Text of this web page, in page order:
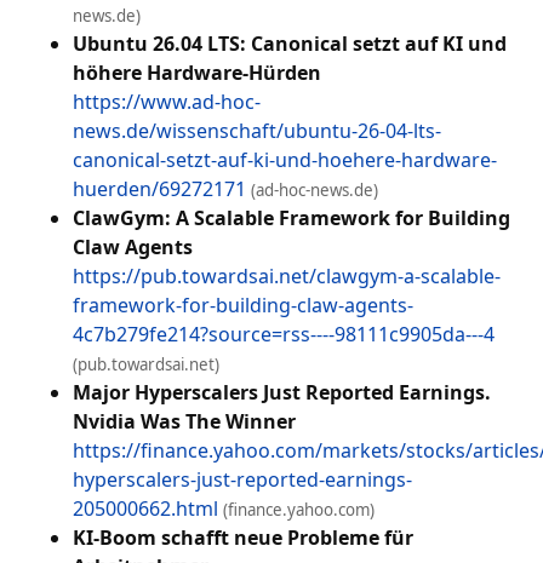
news.de)
Ubuntu 26.04 LTS: Canonical setzt auf KI und
höhere Hardware-Hürden
https://www.ad-hoc-
news.de/wissenschaft/ubuntu-26-04-lts-
canonical-setzt-auf-ki-und-hoehere-hardware-
huerden/69272171 (ad-hoc-news.de)
ClawGym: A Scalable Framework for Building
Claw Agents
https://pub.towardsai.net/clawgym-a-scalable-
framework-for-building-claw-agents-
4c7b279fe214?source=rss----98111c9905da---4
(pub.towardsai.net)
Major Hyperscalers Just Reported Earnings.
Nvidia Was The Winner
https://finance.yahoo.com/markets/stocks/
hyperscalers-just-reported-earnings-
205000662.html (finance.yahoo.com)
KI-Boom schafft neue Probleme für